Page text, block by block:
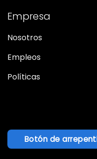
Empresa
Nosotros
Empleos
Políticas
Botón de